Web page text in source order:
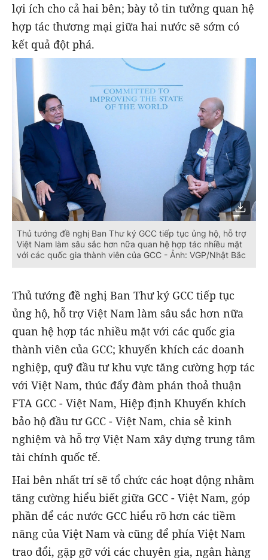
lợi ích cho cả hai bên; bày tỏ tin tưởng quan hệ
hợp tác thương mại giữa hai nước sẽ sớm có
kết quả đột phá.
Thủ tướng đề nghị Ban Thư ký GCC tiếp tục ủng hộ, hỗ trợ
Việt Nam làm sâu sắc hơn nữa quan hệ hợp tác nhiều mặt
với các quốc gia thành viên của GCC - Ảnh: VGP/Nhật Bắc
Thủ tướng đề nghị Ban Thư ký GCC tiếp tục
ủng hộ, hỗ trợ Việt Nam làm sâu sắc hơn nữa
quan hệ hợp tác nhiều mặt với các quốc gia
thành viên của GCC; khuyến khích các doanh
nghiệp, quỹ đầu tư khu vực tăng cường hợp tác
với Việt Nam, thúc đẩy đàm phán thoả thuận
FTA GCC - Việt Nam, Hiệp định Khuyến khích
bảo hộ đầu tư GCC - Việt Nam, chia sẻ kinh
nghiệm và hỗ trợ Việt Nam xây dựng trung tâm
tài chính quốc tế.
Hai bên nhất trí sẽ tổ chức các hoạt động nhằm
tăng cường hiểu biết giữa GCC - Việt Nam, góp
phần để các nước GCC hiểu rõ hơn các tiềm
năng của Việt Nam và cũng để phía Việt Nam
trao đổi, gặp gỡ với các chuyên gia, ngân hàng